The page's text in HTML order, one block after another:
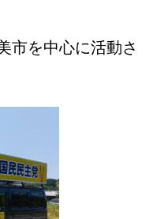
市を中心に活動さ